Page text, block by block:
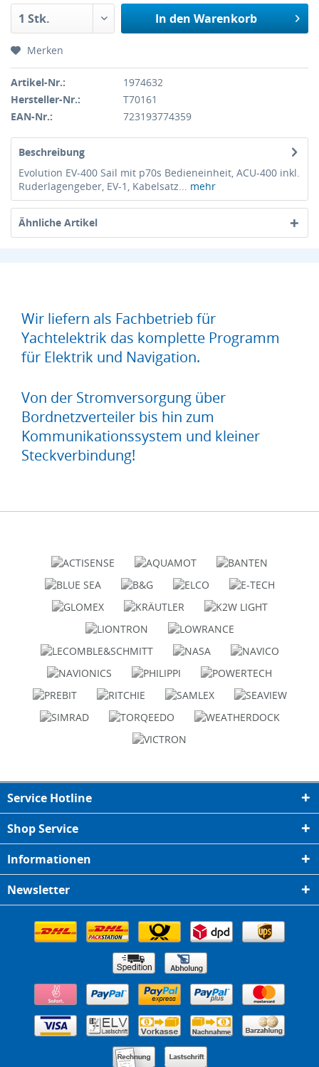
In den Warenkorb
Merken
Artikel-Nr.:
1974632
Hersteller-Nr.:
T70161
EAN-Nr.:
723193774359
Beschreibung
Evolution EV-400 Sail mit p70s Bedieneinheit, ACU-400 inkl.
Ruderlagengeber, EV-1, Kabelsatz... mehr
Ähnliche Artikel
Wir liefern als Fachbetrieb für
Yachtelektrik das komplette Programm
für Elektrik und Navigation.
Von der Stromversorgung über
Bordnetzverteiler bis hin zum
Kommunikationssystem und kleiner
Steckverbindung!
Service Hotline
Shop Service
Informationen
Newsletter